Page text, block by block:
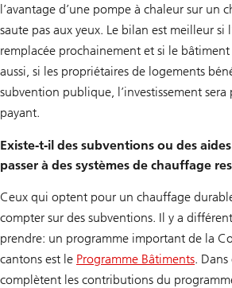
l’avantage d’une pompe à chaleur sur un
saute pas aux yeux. Le bilan est meilleur si
remplacée prochainement et si le bâtiment
aussi, si les propriétaires de logements
subvention publique, l’investissement
payant.
Existe-t-il des subventions ou des
passer à des systèmes de chauffage
Ceux qui optent pour un chauffage
compter sur des subventions. Il y a
prendre: un programme important de la
cantons est le Programme Bâtiments. Dans
complètent les contributions du